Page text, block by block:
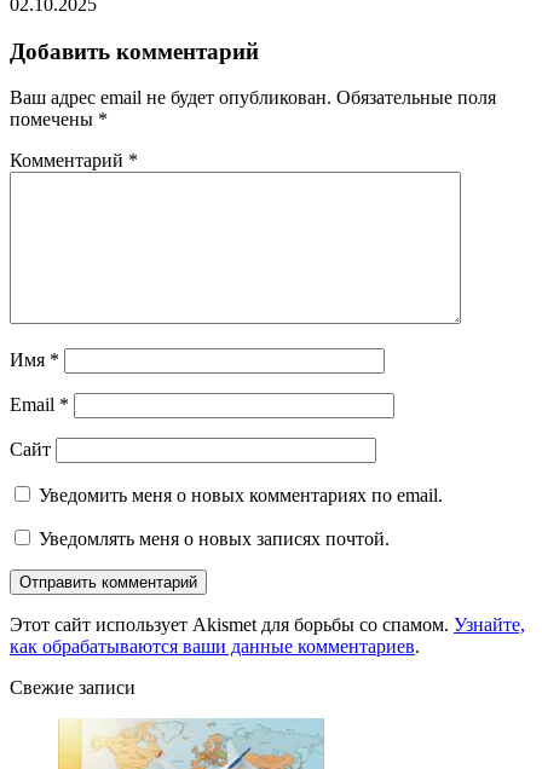
Добавить комментарий
Ваш адрес email не будет опубликован. Обязательные поля
помечены *
Комментарий *
Имя *
Email *
Сайт
Уведомить меня о новых комментариях по email.
Уведомлять меня о новых записях почтой.
Этот сайт использует Akismet для борьбы со спамом. Узнайте,
как обрабатываются ваши данные комментариев.
Свежие записи